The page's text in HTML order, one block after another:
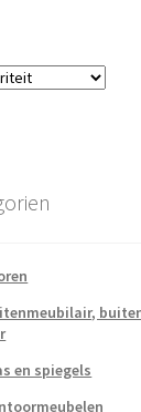
en spiegels